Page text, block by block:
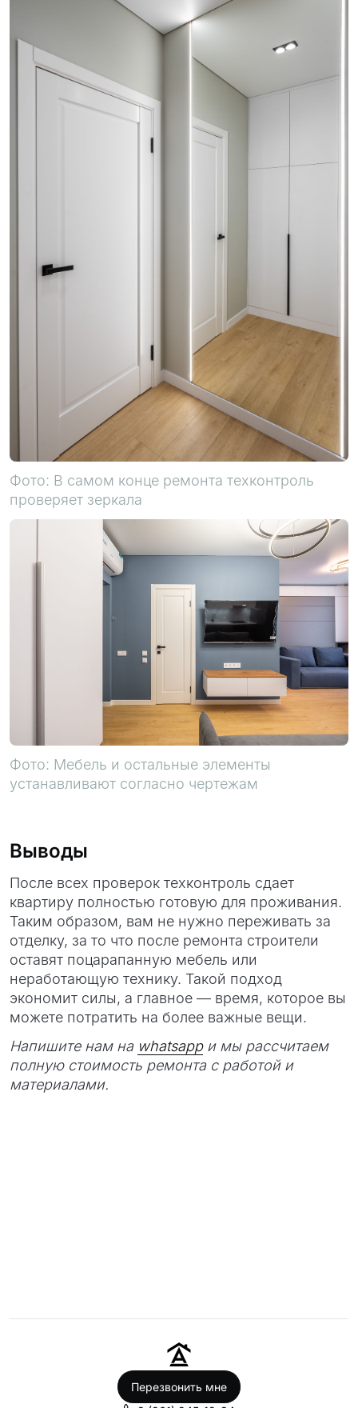
Фото: В самом конце ремонта техконтроль
проверяет зеркала
Фото: Мебель и остальные элементы
устанавливают согласно чертежам
Выводы
После всех проверок техконтроль сдает
квартиру полностью готовую для проживания.
Таким образом, вам не нужно переживать за
отделку, за то что после ремонта строители
оставят поцарапанную мебель или
неработающую технику. Такой подход
экономит силы, а главное — время, которое вы
можете потратить на более важные вещи.
Напишите нам на whatsappи мы рассчитаем
полную стоимость ремонта с работой и
материалами.
Перезвонить мне